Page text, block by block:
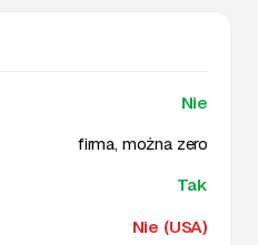
Nie
firma, można zero
Tak
Nie (USA)